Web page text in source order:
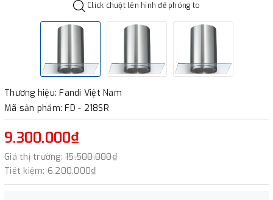
Click chuột lên hình để phóng to
Thương hiệu: Fandi Việt Nam
Mã sản phẩm: FD - 218SR
9.300.000₫
Giá thị trường: 15.500.000₫
Tiết kiệm: 6.200.000₫